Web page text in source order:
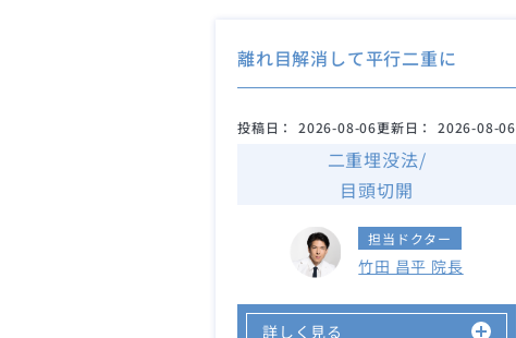
離れ目解消して平行二重に
投稿日： 2026-08-06更新日： 2026-08-06
二重埋没法/
目頭切開
担当ドクター
竹田 昌平 院長
詳しく見る